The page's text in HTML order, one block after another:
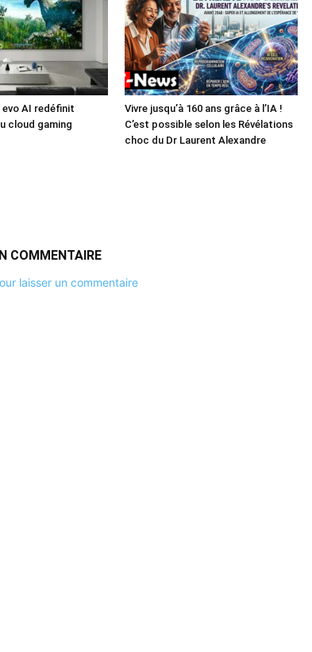
evo AI redéfinit
cloud gaming
Vivre jusqu’à 160 ans grâce à l’IA !
C’est possible selon les Révélations
choc du Dr Laurent Alexandre
COMMENTAIRE
laisser un commentaire